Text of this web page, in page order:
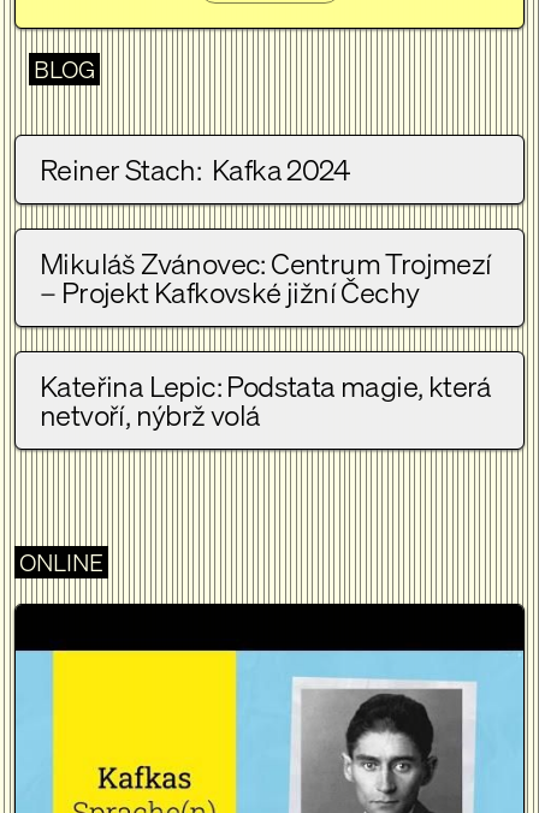
BLOG
Reiner Stach: Kafka 2024
Mikuláš Zvánovec: Centrum Trojmezí
– Projekt Kafkovské jižní Čechy
Kateřina Lepic: Podstata magie, která
netvoří, nýbrž volá
ONLINE